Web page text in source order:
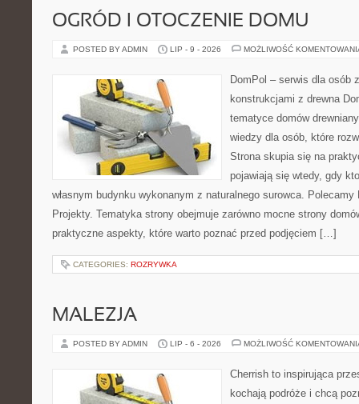
OGRÓD I OTOCZENIE DOMU
POSTED BY ADMIN LIP - 9 - 2026 MOŻLIWOŚĆ
DomPol – serwis dla osób
konstrukcjami z drewna
tematyce domów
wiedzy dla osób, które
Strona skupia się na
pojawiają się wtedy, gdy
własnym budynku wykonanym z naturalnego surowca.
Projekty. Tematyka strony obejmuje zarówno mocne strony
praktyczne aspekty, które warto poznać przed podjęciem […]
CATEGORIES: ROZRYWKA
MALEZJA
POSTED BY ADMIN LIP - 6 - 2026 MOŻLIWOŚĆ
Cherrish to inspirująca
kochają podróże i chcą